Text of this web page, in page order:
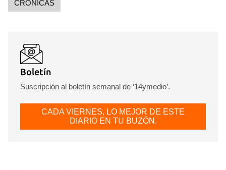
CRÓNICAS
Boletín
Suscripción al boletín semanal de ‘14ymedio’.
CADA VIERNES, LO MEJOR DE ESTE
DIARIO EN TU BUZÓN.